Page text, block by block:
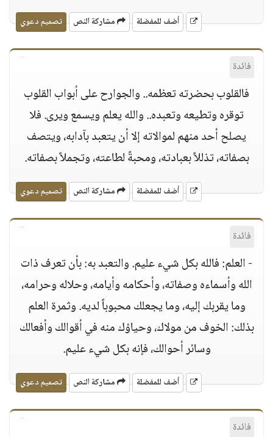
أضف للمفضلة مشاركة النص تصميم دعوي
فائدة
فالقلوب بحضرته تعظمه.. والجوارح على أبواب القلوب
توقره وتطيعه وتعبده.. والله يعلم ويسمع ويرى. فلا
يصلح أحد منهم لموالاته إلا أن يتعبد بآدابه، ويتصف
بصفاته، تذللاً بعبادته، ومحبةً لطاعته، وتجملاً بصفاته.
أضف للمفضلة مشاركة النص تصميم دعوي
فائدة
- العلم: فالله بكل شيء عليم. والتعبد به: بأن تعرف ذات
الله وأسماءه وصفاته، وأحكامه وأيامه، وحلاله وحرامه،
وما يقربك إليه، وما يجعلك محبوباً لديه. وثمرة العلم
بذلك: الخوف من مولاك، وحياؤك منه في أقوالك وأفعالك
وسائر أحوالك، فإنه بكل شيء عليم.
أضف للمفضلة مشاركة النص تصميم دعوي
فائدة